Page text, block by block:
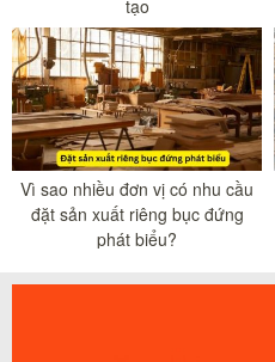
tạo
Vì sao nhiều đơn vị có nhu cầu
đặt sản xuất riêng bục đứng
phát biểu?